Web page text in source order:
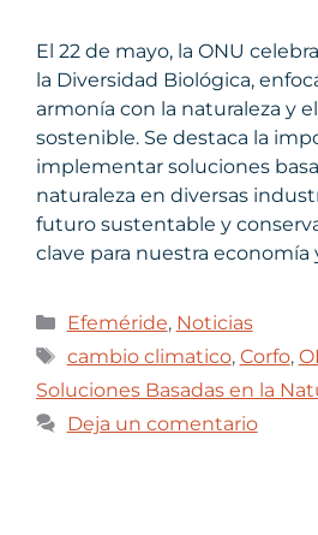
El 22 de mayo, la ONU
la Diversidad Biológica,
armonía con la naturaleza y
sostenible. Se destaca la
implementar soluciones
naturaleza en diversas
futuro sustentable y
clave para nuestra economía
Efeméride, Noticias
cambio climatico, Corfo,
Soluciones Basadas en la
Deja un comentario